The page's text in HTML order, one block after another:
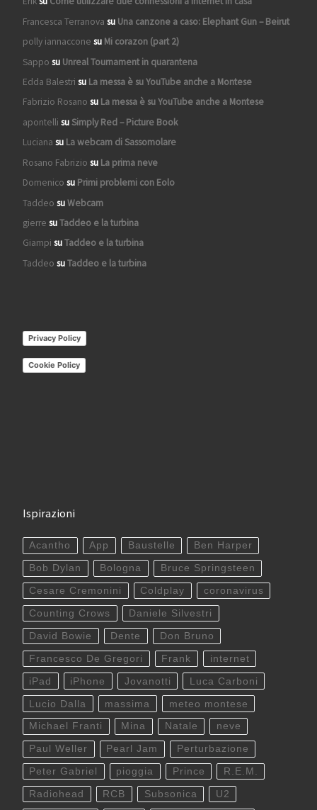
Francesca Terranova su Una canzone a caso: Elephant Gun – Beirut
polly iannaccone su Mi corazon (part 2)
Sappo su Unreal Tournament in quarantena
Edda Balestri su La messa è su YouTube anche a Montese
Fabrizio Rosano su La messa è su YouTube anche a Montese
apontelli suSimply Red – Picture Book
Luciana su La webcam di Sassomolare
Rosano Fabrizio su La prima neve
Domenico su Primi problemi con Eolo
Taddeo suWebcam
gierre suTaddeo e la turbina
Giampi suTaddeo e la turbina
Taddeo suTaddeo e la turbina
Privacy Policy
Cookie Policy
Ispirazioni
Acantho App Baustelle Ben Harper
Bob Dylan Bologna Bruce Springsteen
Cesare Cremonini Coldplay coronavirus
Counting Crows Daniele Silvestri
David Bowie Dente Don Bruno
Francesco De Gregori Frank internet
iPad iPhone Jovanotti Luca Carboni
Lucio Dalla massima meteo montese
Michael Franti Mina Natale neve
Paul Weller Pearl Jam Perturbazione
Peter Gabriel pioggia Prince R.E.M.
Radiohead RCB Subsonica U2